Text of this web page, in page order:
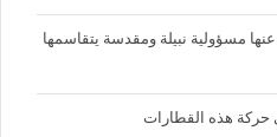
مسؤولية نبيلة ومقدسة يتقاسمها
حركة هذه القطارات